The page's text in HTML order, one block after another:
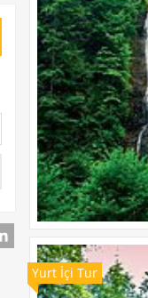
Yurt İçi Tur